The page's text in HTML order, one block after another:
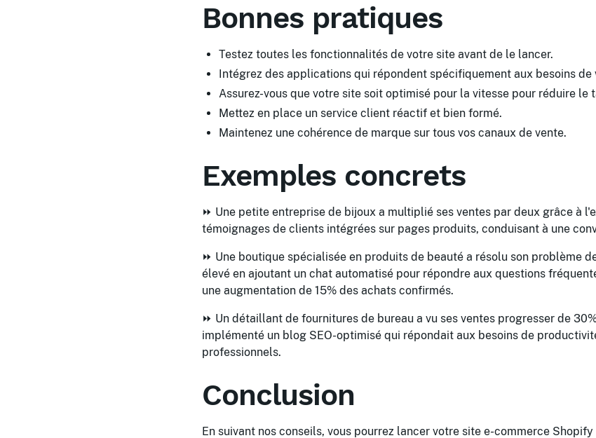
Bonnes pratiques
Testez toutes les fonctionnalités de votre site avant de le lancer.
Intégrez des applications qui répondent spécifiquement aux besoins de
Assurez-vous que votre site soit optimisé pour la vitesse pour réduire le
Mettez en place un service client réactif et bien formé.
Maintenez une cohérence de marque sur tous vos canaux de vente.
Exemples concrets
⏩ Une petite entreprise de bijoux a multiplié ses ventes par deux grâce à
témoignages de clients intégrées sur pages produits, conduisant à une
⏩ Une boutique spécialisée en produits de beauté a résolu son problème
élevé en ajoutant un chat automatisé pour répondre aux questions
une augmentation de 15% des achats confirmés.
⏩ Un détaillant de fournitures de bureau a vu ses ventes progresser de
implémenté un blog SEO-optimisé qui répondait aux besoins de
professionnels.
Conclusion
En suivant nos conseils, vous pourrez lancer votre site e-commerce